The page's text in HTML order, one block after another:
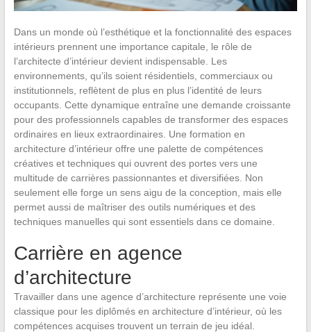
Dans un monde où l’esthétique et la fonctionnalité des espaces
intérieurs prennent une importance capitale, le rôle de
l’architecte d’intérieur devient indispensable. Les
environnements, qu’ils soient résidentiels, commerciaux ou
institutionnels, reflètent de plus en plus l’identité de leurs
occupants. Cette dynamique entraîne une demande croissante
pour des professionnels capables de transformer des espaces
ordinaires en lieux extraordinaires. Une formation en
architecture d’intérieur offre une palette de compétences
créatives et techniques qui ouvrent des portes vers une
multitude de carrières passionnantes et diversifiées. Non
seulement elle forge un sens aigu de la conception, mais elle
permet aussi de maîtriser des outils numériques et des
techniques manuelles qui sont essentiels dans ce domaine.
Carrière en agence
d’architecture
Travailler dans une agence d’architecture représente une voie
classique pour les diplômés en architecture d’intérieur, où les
compétences acquises trouvent un terrain de jeu idéal.